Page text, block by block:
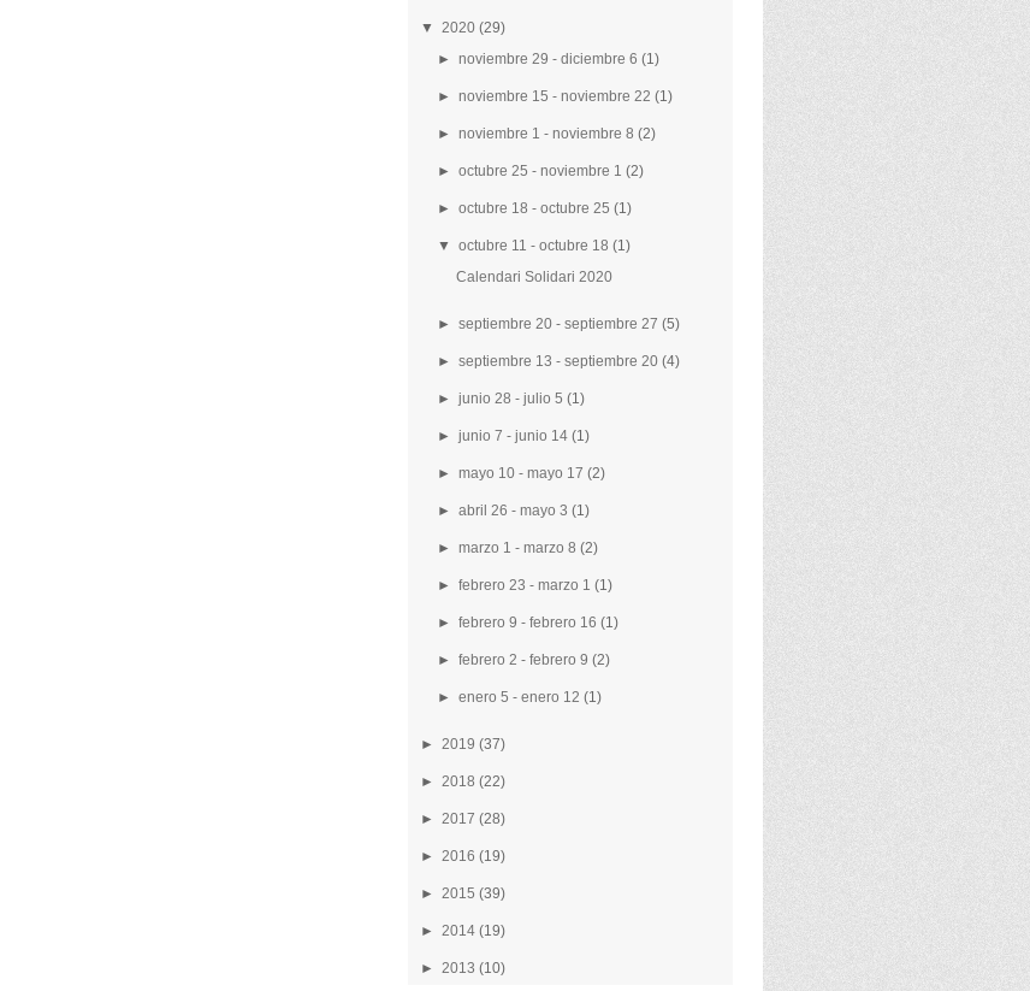
▼ 2020 (29)
►noviembre 29 - diciembre 6(1)
►noviembre 15 - noviembre 22(1)
►noviembre 1 - noviembre 8(2)
►octubre 25 - noviembre 1(2)
►octubre 18 - octubre 25(1)
▼octubre 11 - octubre 18(1)
Calendari Solidari 2020
►septiembre 20 - septiembre 27(5)
►septiembre 13 - septiembre 20(4)
►junio 28 - julio 5(1)
►junio 7 - junio 14(1)
►mayo 10 - mayo 17(2)
►abril 26 - mayo 3(1)
►marzo 1 - marzo 8(2)
►febrero 23 - marzo 1(1)
►febrero 9 - febrero 16(1)
►febrero 2 - febrero 9(2)
►enero 5 - enero 12(1)
► 2019 (37)
► 2018 (22)
► 2017 (28)
► 2016 (19)
► 2015 (39)
► 2014 (19)
► 2013 (10)